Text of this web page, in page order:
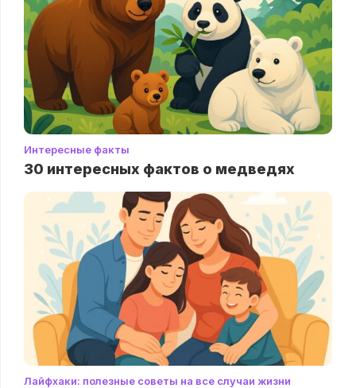
Интересные факты
30 интересных фактов о медведях
Лайфхаки: полезные советы на все случаи жизни